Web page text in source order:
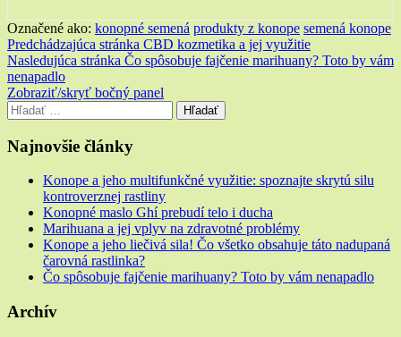
Označené ako: konopné semená produkty z konope semená konope
Navigácia
v
článku
Predchádzajúca stránka CBD kozmetika a jej využitie
Nasledujúca stránka Čo spôsobuje fajčenie marihuany? Toto by vám
nenapadlo
Bočný
panel
Zobraziť/skryť bočný panel
Hľadať:
Najnovšie články
Konope a jeho multifunkčné využitie: spoznajte skrytú silu
kontroverznej rastliny
Konopné maslo Ghí prebudí telo i ducha
Marihuana a jej vplyv na zdravotné problémy
Konope a jeho liečivá sila! Čo všetko obsahuje táto nadupaná
čarovná rastlinka?
Čo spôsobuje fajčenie marihuany? Toto by vám nenapadlo
Archív